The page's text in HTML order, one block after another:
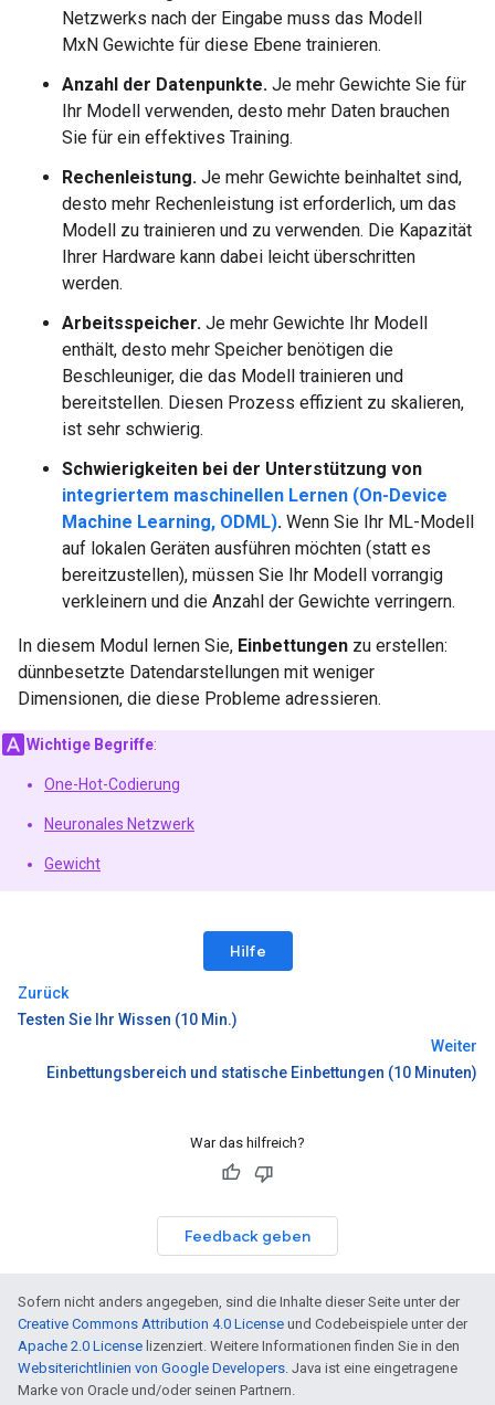
Netzwerks nach der Eingabe muss das Modell
MxN Gewichte für diese Ebene trainieren.
Anzahl der Datenpunkte. Je mehr Gewichte Sie für
Ihr Modell verwenden, desto mehr Daten brauchen
Sie für ein effektives Training.
Rechenleistung. Je mehr Gewichte beinhaltet sind,
desto mehr Rechenleistung ist erforderlich, um das
Modell zu trainieren und zu verwenden. Die Kapazität
Ihrer Hardware kann dabei leicht überschritten
werden.
Arbeitsspeicher. Je mehr Gewichte Ihr Modell
enthält, desto mehr Speicher benötigen die
Beschleuniger, die das Modell trainieren und
bereitstellen. Diesen Prozess effizient zu skalieren,
ist sehr schwierig.
Schwierigkeiten bei der Unterstützung von
integriertem maschinellen Lernen (On-Device
Machine Learning, ODML). Wenn Sie Ihr ML-Modell
auf lokalen Geräten ausführen möchten (statt es
bereitzustellen), müssen Sie Ihr Modell vorrangig
verkleinern und die Anzahl der Gewichte verringern.
In diesem Modul lernen Sie, Einbettungen zu erstellen:
dünnbesetzte Datendarstellungen mit weniger
Dimensionen, die diese Probleme adressieren.
Wichtige Begriffe:
One-Hot-Codierung
Neuronales Netzwerk
Gewicht
Hilfe
Zurück
Testen Sie Ihr Wissen (10 Min.)
Weiter
Einbettungsbereich und statische Einbettungen (10 Minuten)
War das hilfreich?
Feedback geben
Sofern nicht anders angegeben, sind die Inhalte dieser Seite unter der
Creative Commons Attribution 4.0 License und Codebeispiele unter der
Apache 2.0 License lizenziert. Weitere Informationen finden Sie in den
Websiterichtlinien von Google Developers . Java ist eine eingetragene
Marke von Oracle und/oder seinen Partnern.